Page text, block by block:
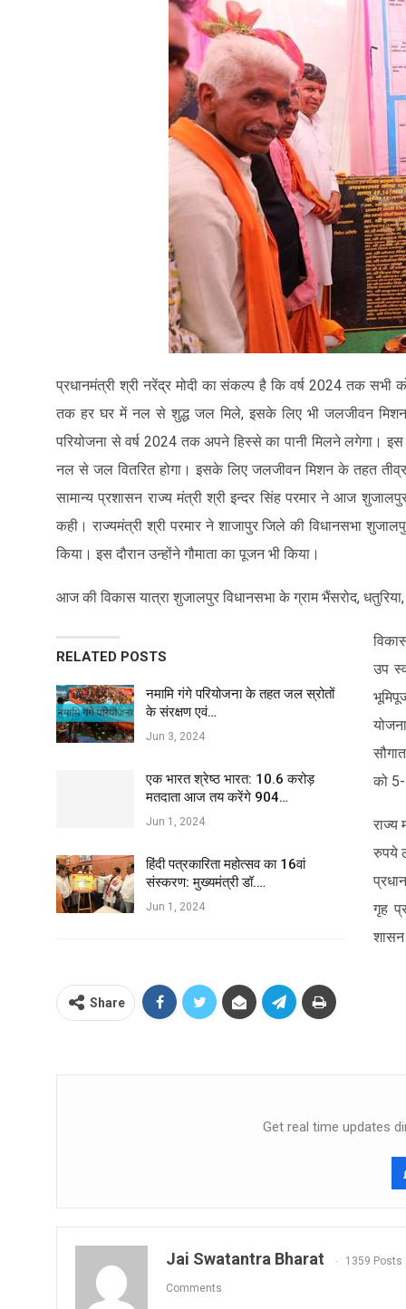
प्रधानमंत्री श्री नरेंद्र मोदी का संकल्प है कि वर्ष 2024 तक
तक हर घर में नल से शुद्ध जल मिले, इसके लिए भी जलजीवन मिशन
परियोजना से वर्ष 2024 तक अपने हिस्से का पानी मिलने लगेगा।
नल से जल वितरित होगा। इसके लिए जलजीवन मिशन के तहत तीव्र
सामान्य प्रशासन राज्य मंत्री श्री इन्दर सिंह परमार ने आज
कही। राज्यमंत्री श्री परमार ने शाजापुर जिले की विधानसभा
किया। इस दौरान उन्होंने गौमाता का पूजन भी किया।
आज की विकास यात्रा शुजालपुर विधानसभा के ग्राम भैंसरोद,
RELATED POSTS
नमामि गंगे परियोजना के तहत जल स्रोतों
के संरक्षण एवं…
Jun 3, 2024
एक भारत श्रेष्ठ भारत: 10.6 करोड़
मतदाता आज तय करेंगे 904…
Jun 1, 2024
हिंदी पत्रकारिता महोत्सव का 16वां
संस्करण: मुख्यमंत्री डॉ.…
Jun 1, 2024
उप
को 5-
राज्य
रुपये
गृह
शासन
Share
Get real time updates
Jai Swatantra Bharat 1359 Posts
Comments